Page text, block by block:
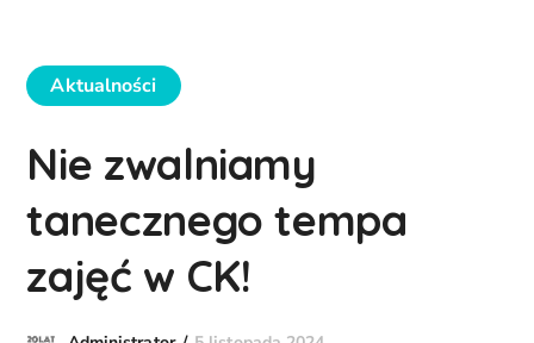
Aktualności
Nie zwalniamy
tanecznego tempa
zajęć w CK!